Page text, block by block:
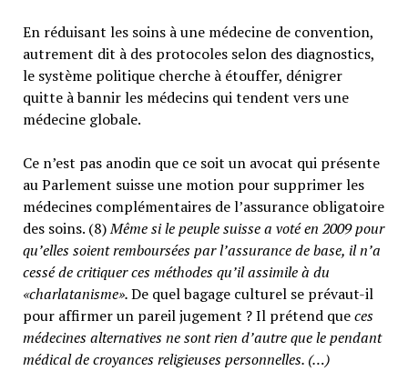
En réduisant les soins à une médecine de convention,
autrement dit à des protocoles selon des diagnostics,
le système politique cherche à étouffer, dénigrer
quitte à bannir les médecins qui tendent vers une
médecine globale.
Ce n’est pas anodin que ce soit un avocat qui présente
au Parlement suisse une motion pour supprimer les
médecines complémentaires de l’assurance obligatoire
des soins. (8)Même si le peuple suisse a voté en 2009 pour
qu’elles soient remboursées par l’assurance de base, il n’a
cessé de critiquer ces méthodes qu’il assimile à du
«charlatanisme».De quel bagage culturel se prévaut-il
pour affirmer un pareil jugement ? Il prétend queces
médecines alternatives ne sont rien d’autre que le pendant
médical de croyances religieuses personnelles. (…)